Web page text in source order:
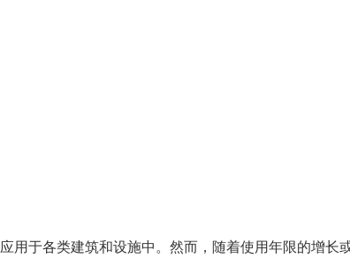
用于各类建筑和设施中。然而，随着使用年限的增长